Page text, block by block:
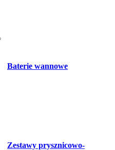
Baterie wannowe
Zestawy prysznicowo-